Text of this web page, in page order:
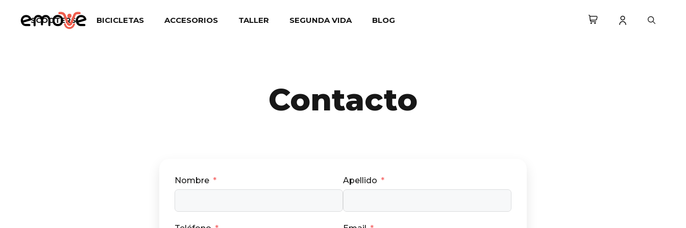
SCOOTERS BICICLETAS ACCESORIOS TALLER SEGUNDA VIDA BLOG
Contacto
Nombre Apellido